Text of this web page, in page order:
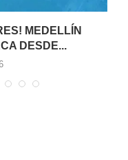
MEDELLÍN
DESDE...